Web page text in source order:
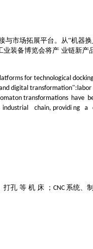
与市场拓展平台。从“机器
业装备博览会将产 业链新
for technological
digital
transformations
industrial chain, providi ng
打孔 等 机 床 ； CNC 系统、